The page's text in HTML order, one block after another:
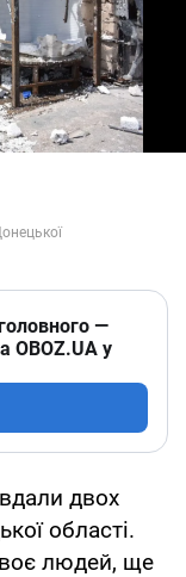
—
OBOZ.UA у
двох
області.
людей, ще